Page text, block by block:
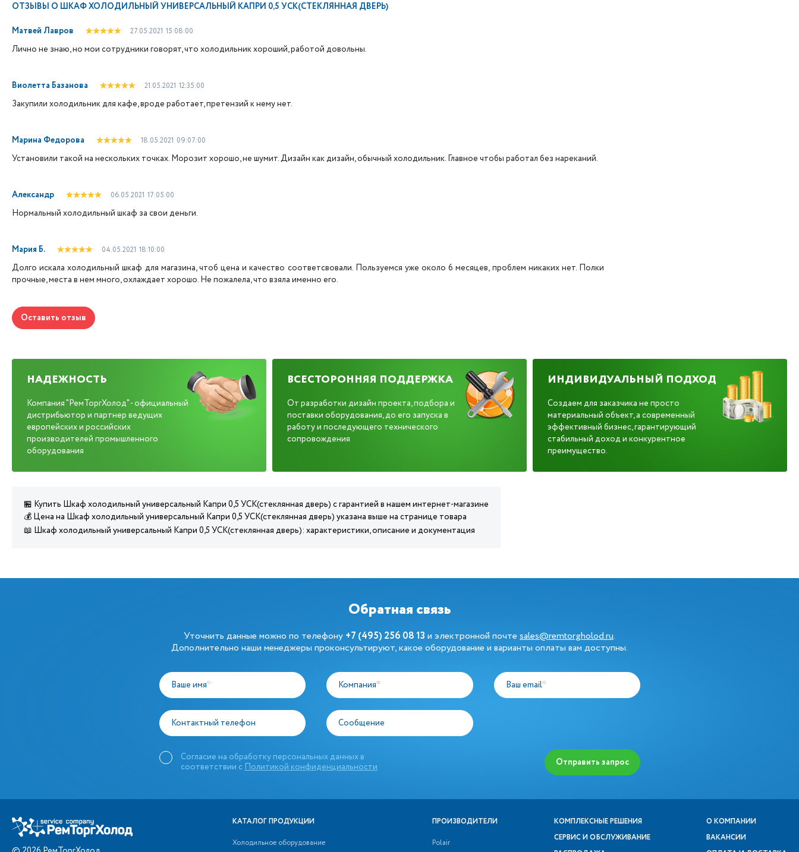
ОТЗЫВЫ О ШКАФ ХОЛОДИЛЬНЫЙ УНИВЕРСАЛЬНЫЙ КАПРИ 0,5 УСК(СТЕКЛЯННАЯ ДВЕРЬ)
Матвей Лавров 27.05.2021 15:08:00
Лично не знаю, но мои сотрудники говорят, что холодильник хороший, работой довольны.
Виолетта Базанова 21.05.2021 12:35:00
Закупили холодильник для кафе, вроде работает, претензий к нему нет.
Марина Федорова 18.05.2021 09:07:00
Установили такой на нескольких точках. Морозит хорошо, не шумит. Дизайн как дизайн, обычный холодильник. Главное чтобы работал без нареканий.
Александр 06.05.2021 17:05:00
Нормальный холодильный шкаф за свои деньги.
Мария Б. 04.05.2021 18:10:00
Долго искала холодильный шкаф для магазина, чтоб цена и качество соответсвовали. Пользуемся уже около 6 месяцев, проблем никаких нет. Полки
прочные, места в нем много, охлаждает хорошо. Не пожалела, что взяла именно его.
Оставить отзыв
НАДЕЖНОСТЬ
Компания "РемТоргХолод" - официальный
дистрибьютор и партнер ведущих
европейских и российских
производителей промышленного
оборудования
ВСЕСТОРОННЯЯ ПОДДЕРЖКА
От разработки дизайн проекта, подбора и
поставки оборудования, до его запуска в
работу и последующего технического
сопровождения
ИНДИВИДУАЛЬНЫЙ ПОДХОД
Создаем для заказчика не просто
материальный объект, а современный
эффективный бизнес, гарантирующий
стабильный доход и конкурентное
преимущество.
🏪 Купить Шкаф холодильный универсальный Капри 0,5 УСК(стеклянная дверь) с гарантией в нашем интернет-магазине
💰 Цена на Шкаф холодильный универсальный Капри 0,5 УСК(стеклянная дверь) указана выше на странице товара
📖 Шкаф холодильный универсальный Капри 0,5 УСК(стеклянная дверь): характеристики, описание и документация
Обратная связь
Уточнить данные можно по телефону +7 (495) 256 08 13 и электронной почте sales@remtorgholod.ru.
Дополнительно наши менеджеры проконсультируют, какое оборудование и варианты оплаты вам доступны.
Ваше имя* Компания* Ваш email*
Контактный телефон Сообщение
Согласие на обработку персональных данных в
соответствии сПолитикой конфиденциальности Отправить запрос
КАТАЛОГ ПРОДУКЦИИ
Холодильное оборудование
ПРОИЗВОДИТЕЛИ
Polair
КОМПЛЕКСНЫЕ РЕШЕНИЯ
СЕРВИС И ОБСЛУЖИВАНИЕ
О КОМПАНИИ
ВАКАНСИИ